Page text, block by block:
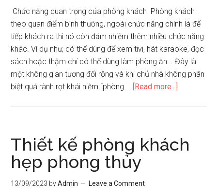
Chức năng quan trọng của phòng khách Phòng khách
theo quan điểm bình thường, ngoài chức năng chính là để
tiếp khách ra thì nó còn đảm nhiệm thêm nhiều chức năng
khác. Ví dụ như, có thể dùng để xem tivi, hát karaoke, đọc
sách hoặc thậm chí có thể dùng làm phòng ăn... Đây là
một không gian tương đối rộng và khi chủ nhà không phân
biệt quá rành rọt khái niệm “phòng … [Read more...]
trọng
của
Thiết kế phòng khách
hẹp phong thủy
13/09/2023 byAdmin Leave a Comment